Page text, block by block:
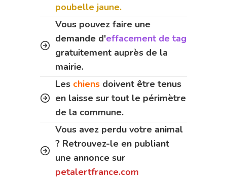
poubelle jaune.
Vous pouvez faire une
demande d'effacement de tag
gratuitement auprès de la
mairie.
Les chiens doivent être tenus
en laisse sur tout le périmètre
de la commune.
Vous avez perdu votre animal
? Retrouvez-le en publiant
une annonce sur
petalertfrance.com